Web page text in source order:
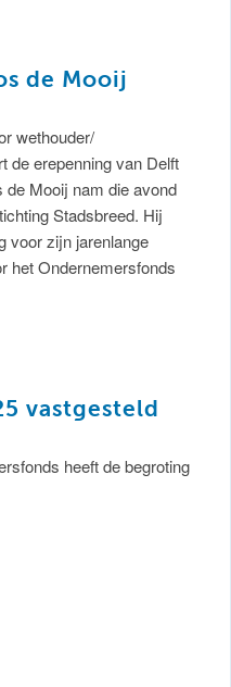
de Mooij
wethouder/
de erepenning van Delft
Mooij nam die avond
Stadsbreed. Hij
voor zijn jarenlange
het Ondernemersfonds
vastgesteld
heeft de begroting